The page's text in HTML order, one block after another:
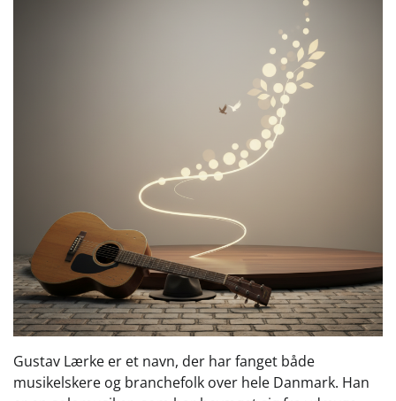
Gustav Lærke er et navn, der har fanget både
musikelskere og branchefolk over hele Danmark. Han